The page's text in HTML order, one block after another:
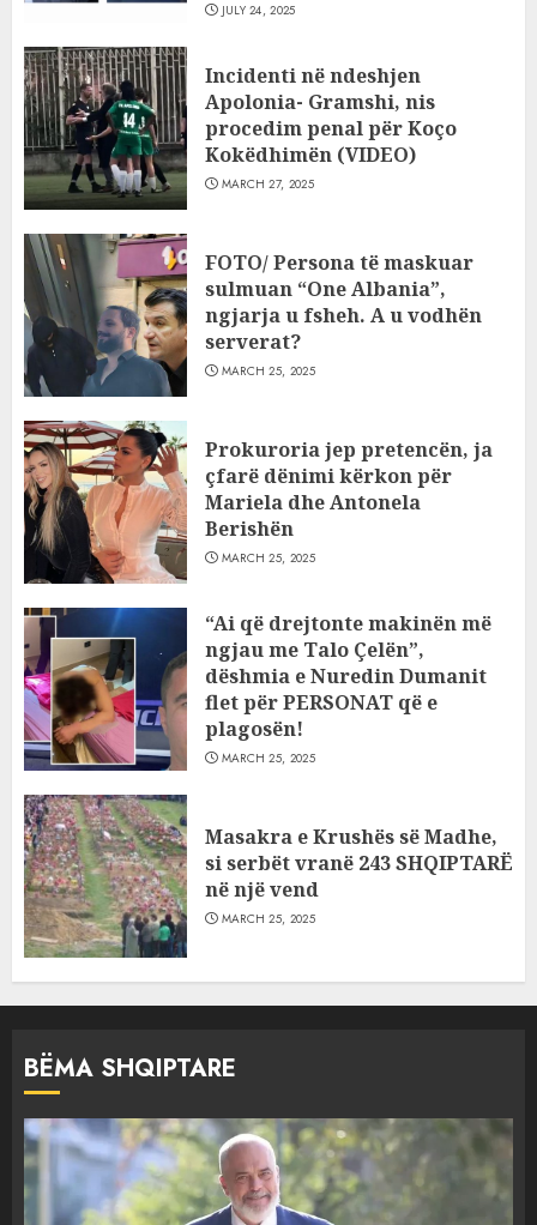
JULY 24, 2025
Incidenti në ndeshjen
Apolonia- Gramshi, nis
procedim penal për Koço
Kokëdhimën (VIDEO)
MARCH 27, 2025
FOTO/ Persona të maskuar
sulmuan “One Albania”,
ngjarja u fsheh. A u vodhën
serverat?
MARCH 25, 2025
Prokuroria jep pretencën, ja
çfarë dënimi kërkon për
Mariela dhe Antonela
Berishën
MARCH 25, 2025
“Ai që drejtonte makinën më
ngjau me Talo Çelën”,
dëshmia e Nuredin Dumanit
flet për PERSONAT që e
plagosën!
MARCH 25, 2025
Masakra e Krushës së Madhe,
si serbët vranë 243 SHQIPTARË
në një vend
MARCH 25, 2025
BËMA SHQIPTARE